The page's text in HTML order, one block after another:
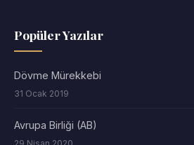
Popüler Yazılar
Dövme Mürekkebi
31 Ocak 2019
Avrupa Birliği (AB)